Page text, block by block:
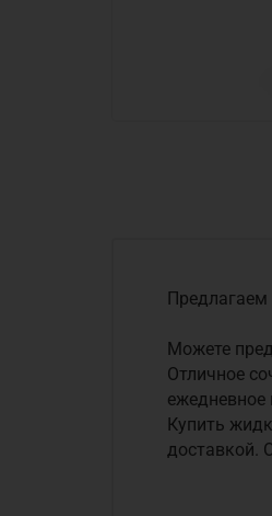
Можете
Отличное
ежедневное
Купить
доставкой.